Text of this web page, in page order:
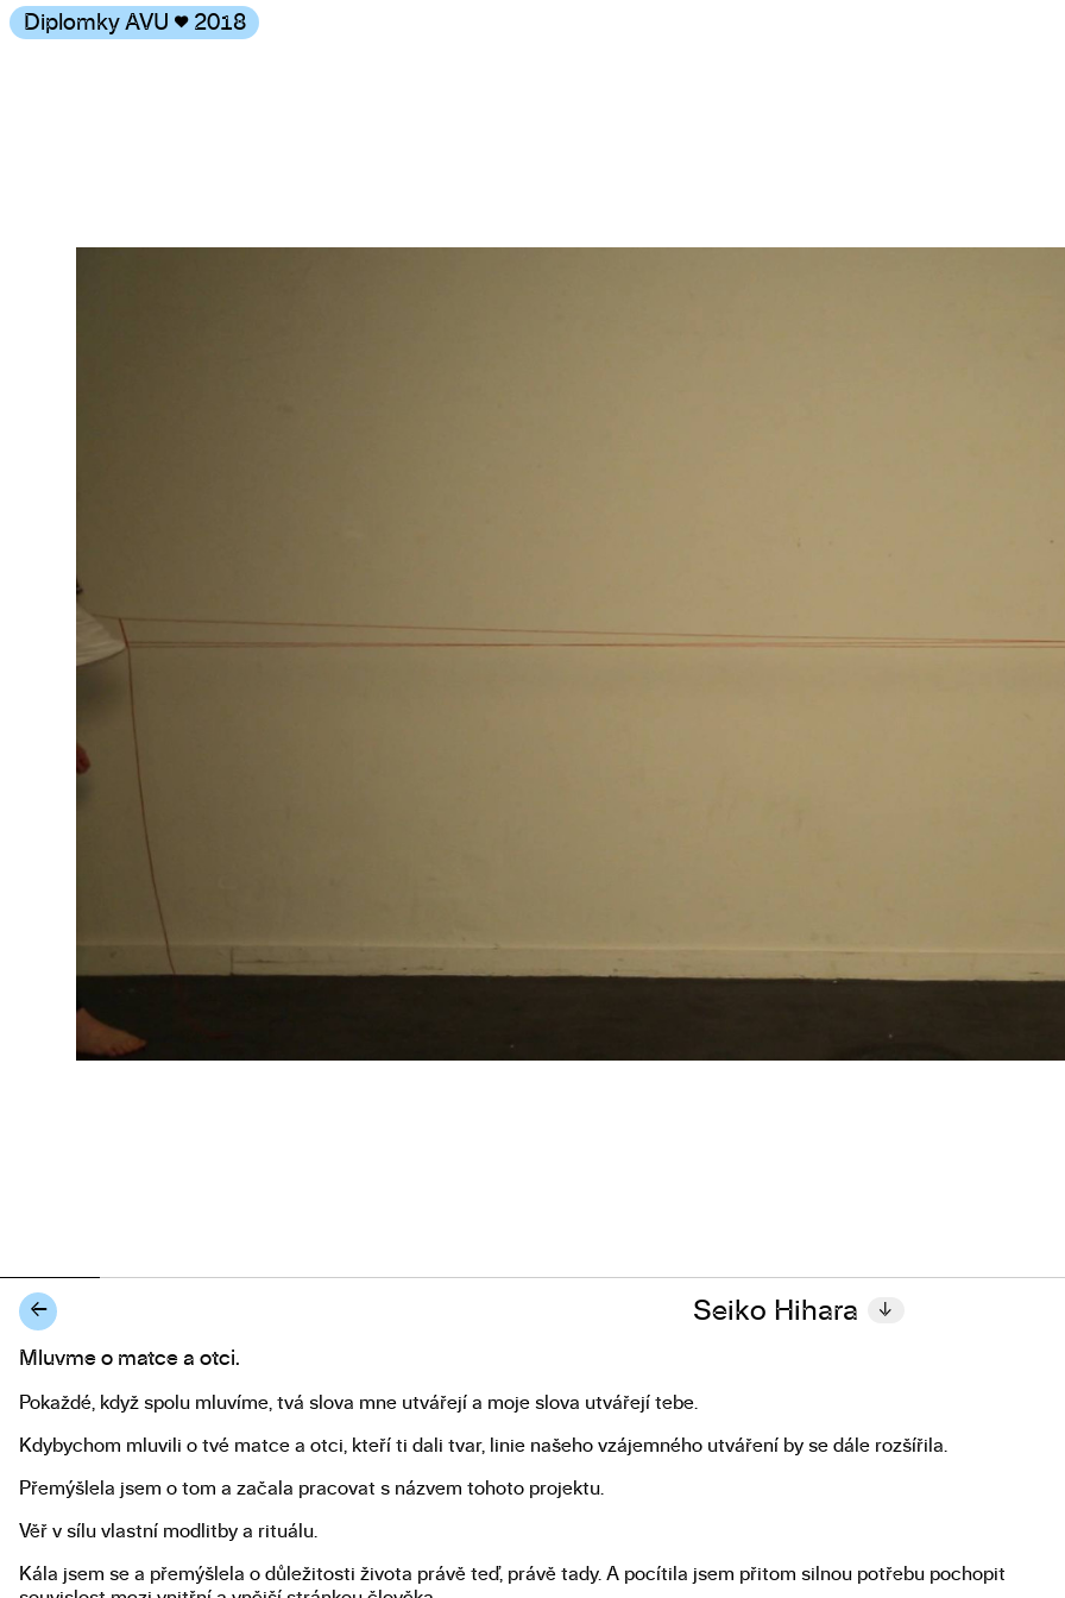
Diplomky AVU ♥ 2018
Seiko Hihara ↓
←
Popis diplomové práce
Mluvme o matce a otci.
Pokaždé, když spolu mluvíme, tvá slova mne utvářejí a moje slova utvářejí tebe.
Kdybychom mluvili o tvé matce a otci, kteří ti dali tvar, linie našeho vzájemného utváření by se dále rozšířila.
Přemýšlela jsem o tom a začala pracovat s názvem tohoto projektu.
Věř v sílu vlastní modlitby a rituálu.
Kála jsem se a přemýšlela o důležitosti života právě teď, právě tady. A pocítila jsem přitom silnou potřebu pochopit